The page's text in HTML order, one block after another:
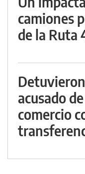
camiones
de la Ruta
acusado
comercio